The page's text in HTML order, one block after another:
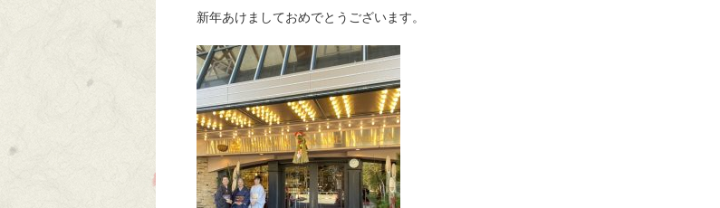
新年あけましておめでとうございます。